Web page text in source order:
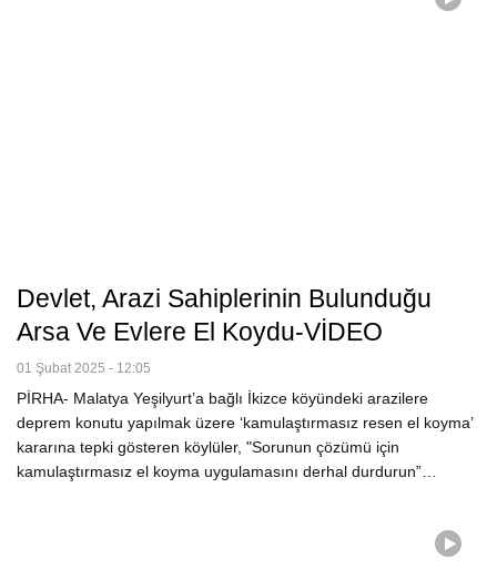
Devlet, Arazi Sahiplerinin Bulunduğu
Arsa Ve Evlere El Koydu-VİDEO
01 Şubat 2025 - 12:05
PİRHA- Malatya Yeşilyurt’a bağlı İkizce köyündeki arazilere
deprem konutu yapılmak üzere ‘kamulaştırmasız resen el koyma’
kararına tepki gösteren köylüler, "Sorunun çözümü için
kamulaştırmasız el koyma uygulamasını derhal durdurun”…